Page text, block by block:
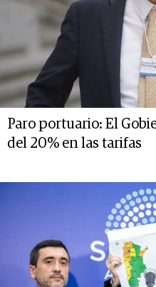
Paro portuario: El
del 20% en las tarifas